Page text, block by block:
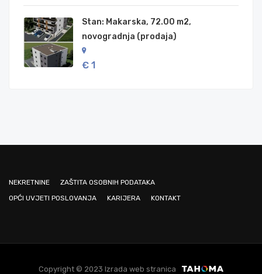
Stan: Makarska, 72.00 m2,
novogradnja (prodaja)
€ 1
NEKRETNINE
ZAŠTITA OSOBNIH PODATAKA
OPĆI UVJETI POSLOVANJA
KARIJERA KONTAKT
Copyright © 2023 Izrada web stranica